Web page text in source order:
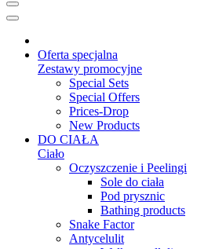
Oferta specjalna
Zestawy promocyjne
Special Sets
Special Offers
Prices-Drop
New Products
DO CIAŁA
Ciało
Oczyszczenie i Peelingi
Sole do ciała
Pod prysznic
Bathing products
Snake Factor
Antycelulit